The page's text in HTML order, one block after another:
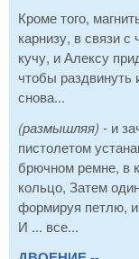
Кроме того,
карнизу, в связи
кучу, и Алексу
чтобы раздвинуть
снова...
(размышляя) - и
пистолетом
брючном ремне, в
кольцо, Затем
формируя петлю,
И ... все...